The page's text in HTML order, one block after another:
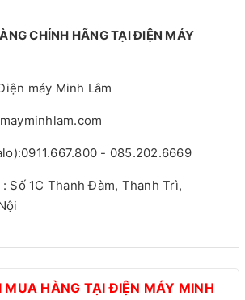
CHÍNH HÃNG TẠI ĐIỆN MÁY
máy Minh Lâm
- 085.202.6669
Số 1C Thanh Đàm, Thanh Trì,
MUA HÀNG TẠI ĐIỆN MÁY MINH